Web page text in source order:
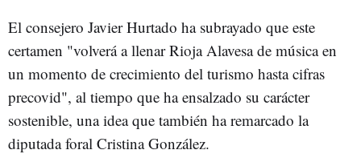
El consejero Javier Hurtado ha subrayado que este
certamen "volverá a llenar Rioja Alavesa de música en
un momento de crecimiento del turismo hasta cifras
precovid", al tiempo que ha ensalzado su carácter
sostenible, una idea que también ha remarcado la
diputada foral Cristina González.